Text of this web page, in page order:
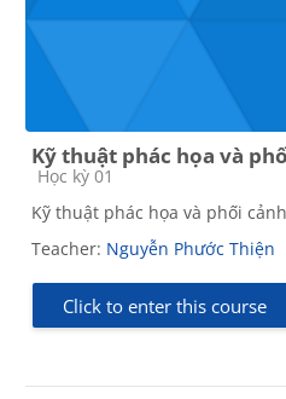
Kỹ thuật phác họa và
Course category
Học kỳ 01
Kỹ thuật phác họa và phối
Teacher: Nguyễn Phước Thiện
Click to enter this course